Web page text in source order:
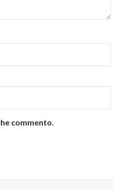
commento.